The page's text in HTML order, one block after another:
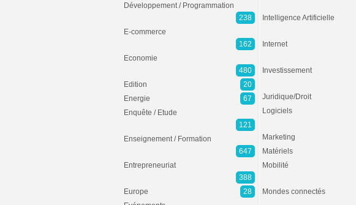
Développement / Programmation
238
E-commerce
162
Economie
480
Edition
20
Energie
67
Enquête / Etude
121
Enseignement / Formation
647
Entrepreneuriat
388
Europe
28
Intelligence Artificielle
Internet
Investissement
Juridique/Droit
Logiciels
Marketing
Matériels
Mobilité
Mondes connectés